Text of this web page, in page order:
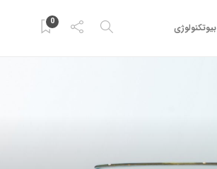
بیوتکنولوژی 0